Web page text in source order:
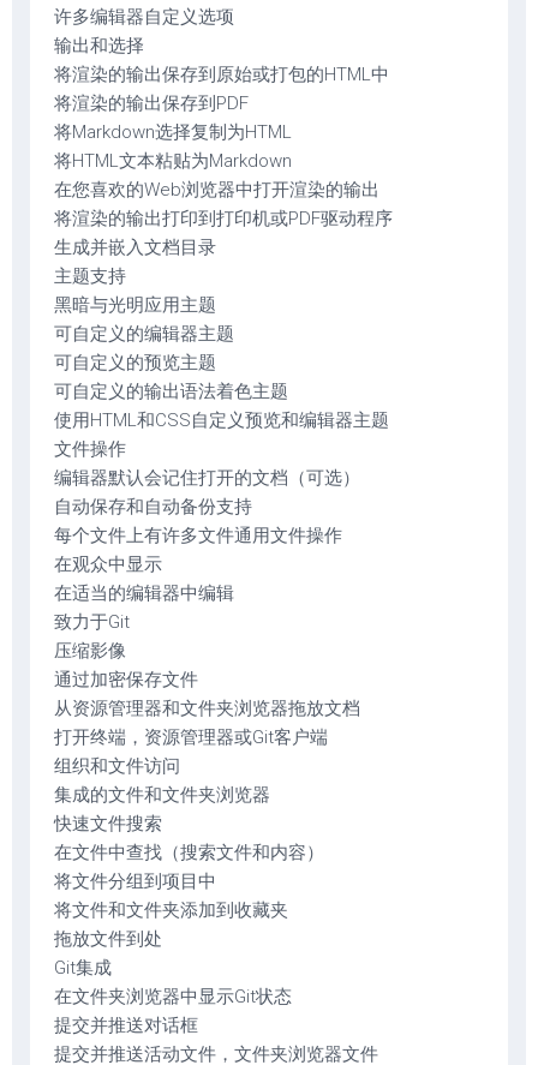
许多编辑器自定义选项
输出和选择
将渲染的输出保存到原始或打包的HTML中
将渲染的输出保存到PDF
将Markdown选择复制为HTML
将HTML文本粘贴为Markdown
在您喜欢的Web浏览器中打开渲染的输出
将渲染的输出打印到打印机或PDF驱动程序
生成并嵌入文档目录
主题支持
黑暗与光明应用主题
可自定义的编辑器主题
可自定义的预览主题
可自定义的输出语法着色主题
使用HTML和CSS自定义预览和编辑器主题
文件操作
编辑器默认会记住打开的文档（可选）
自动保存和自动备份支持
每个文件上有许多文件通用文件操作
在观众中显示
在适当的编辑器中编辑
致力于Git
压缩影像
通过加密保存文件
从资源管理器和文件夹浏览器拖放文档
打开终端，资源管理器或Git客户端
组织和文件访问
集成的文件和文件夹浏览器
快速文件搜索
在文件中查找（搜索文件和内容）
将文件分组到项目中
将文件和文件夹添加到收藏夹
拖放文件到处
Git集成
在文件夹浏览器中显示Git状态
提交并推送对话框
提交并推送活动文件，文件夹浏览器文件